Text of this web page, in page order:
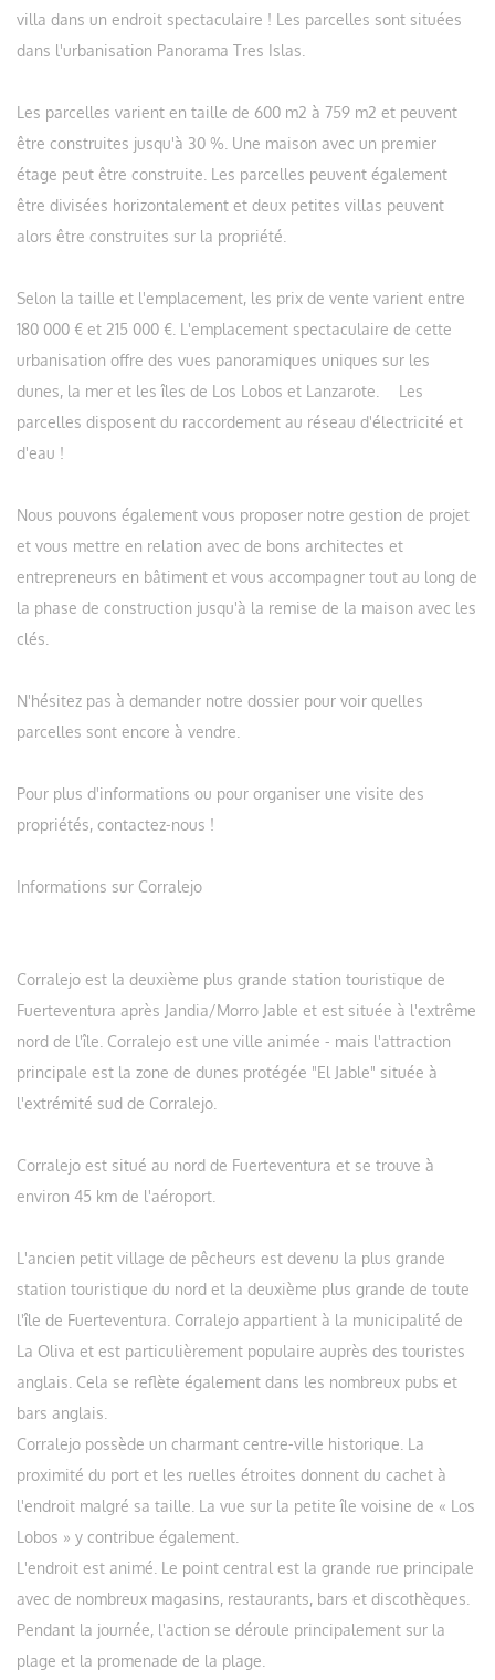
villa dans un endroit spectaculaire ! Les parcelles sont situées
dans l'urbanisation Panorama Tres Islas.
Les parcelles varient en taille de 600 m2 à 759 m2 et peuvent
être construites jusqu'à 30 %. Une maison avec un premier
étage peut être construite. Les parcelles peuvent également
être divisées horizontalement et deux petites villas peuvent
alors être construites sur la propriété.
Selon la taille et l'emplacement, les prix de vente varient entre
180 000 € et 215 000 €. L'emplacement spectaculaire de cette
urbanisation offre des vues panoramiques uniques sur les
dunes, la mer et les îles de Los Lobos et Lanzarote. Les
parcelles disposent du raccordement au réseau d'électricité et
d'eau !
Nous pouvons également vous proposer notre gestion de projet
et vous mettre en relation avec de bons architectes et
entrepreneurs en bâtiment et vous accompagner tout au long de
la phase de construction jusqu'à la remise de la maison avec les
clés.
N'hésitez pas à demander notre dossier pour voir quelles
parcelles sont encore à vendre.
Pour plus d'informations ou pour organiser une visite des
propriétés, contactez-nous !
Informations sur Corralejo
Corralejo est la deuxième plus grande station touristique de
Fuerteventura après Jandia/Morro Jable et est située à l'extrême
nord de l'île. Corralejo est une ville animée - mais l'attraction
principale est la zone de dunes protégée "El Jable" située à
l'extrémité sud de Corralejo.
Corralejo est situé au nord de Fuerteventura et se trouve à
environ 45 km de l'aéroport.
L'ancien petit village de pêcheurs est devenu la plus grande
station touristique du nord et la deuxième plus grande de toute
l'île de Fuerteventura. Corralejo appartient à la municipalité de
La Oliva et est particulièrement populaire auprès des touristes
anglais. Cela se reflète également dans les nombreux pubs et
bars anglais.
Corralejo possède un charmant centre-ville historique. La
proximité du port et les ruelles étroites donnent du cachet à
l'endroit malgré sa taille. La vue sur la petite île voisine de « Los
Lobos » y contribue également.
L'endroit est animé. Le point central est la grande rue principale
avec de nombreux magasins, restaurants, bars et discothèques.
Pendant la journée, l'action se déroule principalement sur la
plage et la promenade de la plage.